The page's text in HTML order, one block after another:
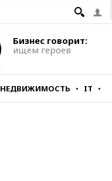
Бизнес говорит:
ищем героев
НЕДВИЖИМОСТЬ IT